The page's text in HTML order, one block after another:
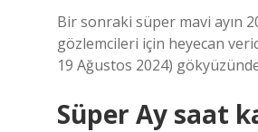
Bir sonraki süper mavi ayın
gözlemcileri için heyecan
19 Ağustos 2024)
Süper Ay saat